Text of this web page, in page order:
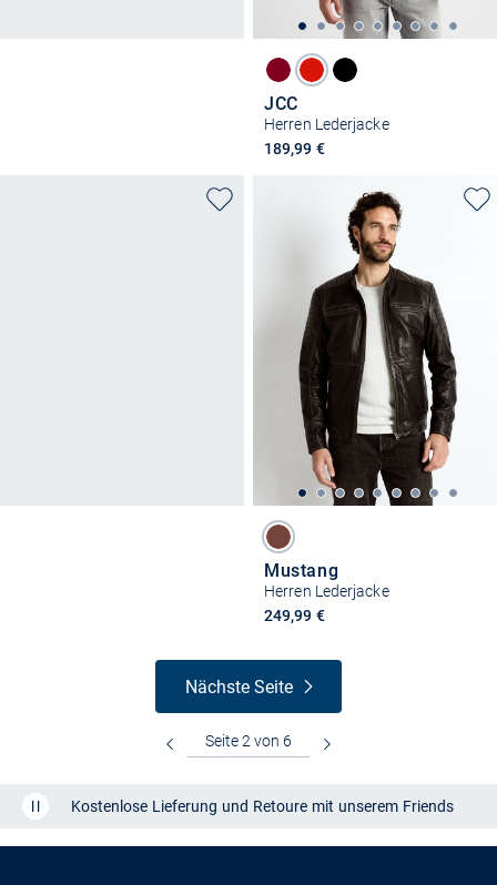
JCC
Herren Lederjacke
189,99 €
Mustang
Herren Lederjacke
249,99 €
Nächste Seite
Kostenlose Lieferung und Retoure mit unserem Friends
CLUB